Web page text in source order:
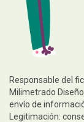
Responsable del
Milimetrado
envío de
Legitimación: